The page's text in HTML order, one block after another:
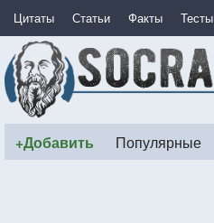
Цитаты Статьи Факты Тесты
+Добавить Популярные